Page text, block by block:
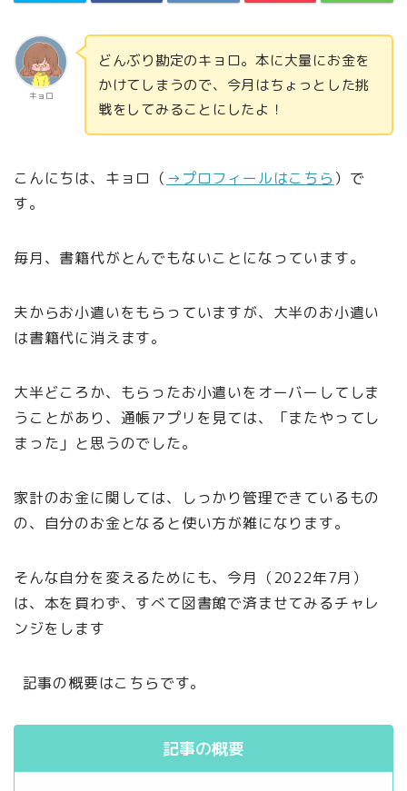
キョロ
どんぶり勘定のキョロ。本に大量にお金を
かけてしまうので、今月はちょっとした挑
戦をしてみることにしたよ！
こんにちは、キョロ（ →プロフィールはこちら ）で
す。
毎月、書籍代がとんでもないことになっています。
夫からお小遣いをもらっていますが、大半のお小遣い
は書籍代に消えます。
大半どころか、もらったお小遣いをオーバーしてしま
うことがあり、通帳アプリを見ては、「またやってし
まった」と思うのでした。
家計のお金に関しては、しっかり管理できているもの
の、自分のお金となると使い方が雑になります。
そんな自分を変えるためにも、今月（2022年7月）
は、本を買わず、すべて図書館で済ませてみるチャレ
ンジをします
記事の概要はこちらです。
記事の概要